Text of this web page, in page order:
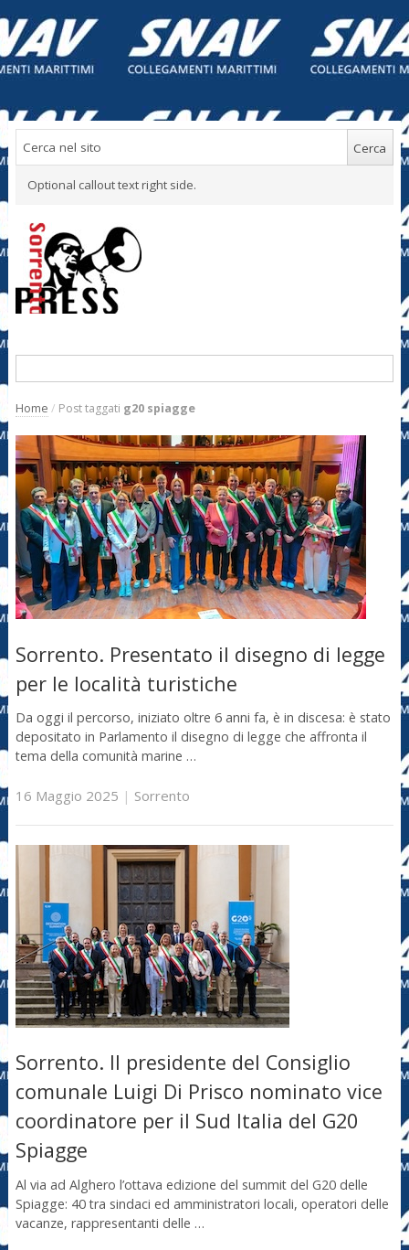
Optional callout text right side.
Home / Post taggati g20 spiagge
Sorrento. Presentato il disegno di legge
per le località turistiche
Da oggi il percorso, iniziato oltre 6 anni fa, è in discesa: è stato
depositato in Parlamento il disegno di legge che affronta il
tema della comunità marine …
16 Maggio 2025 | Sorrento
Sorrento. Il presidente del Consiglio
comunale Luigi Di Prisco nominato vice
coordinatore per il Sud Italia del G20
Spiagge
Al via ad Alghero l’ottava edizione del summit del G20 delle
Spiagge: 40 tra sindaci ed amministratori locali, operatori delle
vacanze, rappresentanti delle …